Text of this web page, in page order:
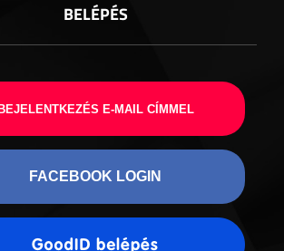
BELÉPÉS
E-MAIL CÍMMEL
FACEBOOK LOGIN